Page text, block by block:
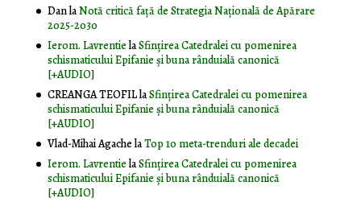
DanlaNotă critică faţă de Strategia Naţională de Apărare
2025-2030
Ierom. LavrentielaSfințirea Catedralei cu pomenirea
schismaticului Epifanie și buna rânduială canonică
[+AUDIO]
CREANGA TEOFILlaSfințirea Catedralei cu pomenirea
schismaticului Epifanie și buna rânduială canonică
[+AUDIO]
Vlad-Mihai AgachelaTop 10 meta-trenduri ale decadei
Ierom. LavrentielaSfințirea Catedralei cu pomenirea
schismaticului Epifanie și buna rânduială canonică
[+AUDIO]